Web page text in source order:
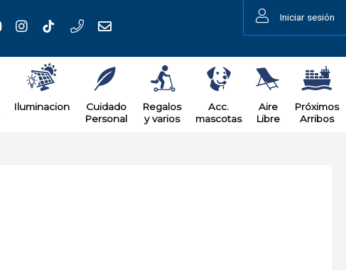
Iniciar sesión
Iluminacion
Cuidado
Personal
Regalos
y varios
Acc.
mascotas
Aire
Libre
Próximos
Arribos